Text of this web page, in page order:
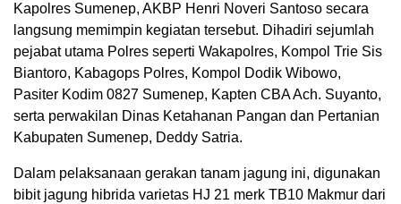
Kapolres Sumenep, AKBP Henri Noveri Santoso secara
langsung memimpin kegiatan tersebut. Dihadiri sejumlah
pejabat utama Polres seperti Wakapolres, Kompol Trie Sis
Biantoro, Kabagops Polres, Kompol Dodik Wibowo,
Pasiter Kodim 0827 Sumenep, Kapten CBA Ach. Suyanto,
serta perwakilan Dinas Ketahanan Pangan dan Pertanian
Kabupaten Sumenep, Deddy Satria.
Dalam pelaksanaan gerakan tanam jagung ini, digunakan
bibit jagung hibrida varietas HJ 21 merk TB10 Makmur dari